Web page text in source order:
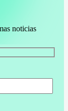
noticias